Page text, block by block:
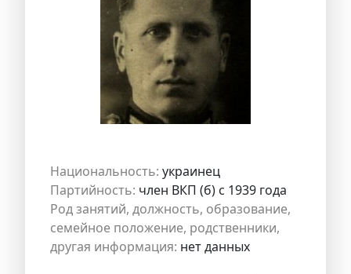
Национальность: украинец
Партийность: член ВКП (б) с 1939 года
Род занятий, должность, образование,
семейное положение, родственники,
другая информация: нет данных